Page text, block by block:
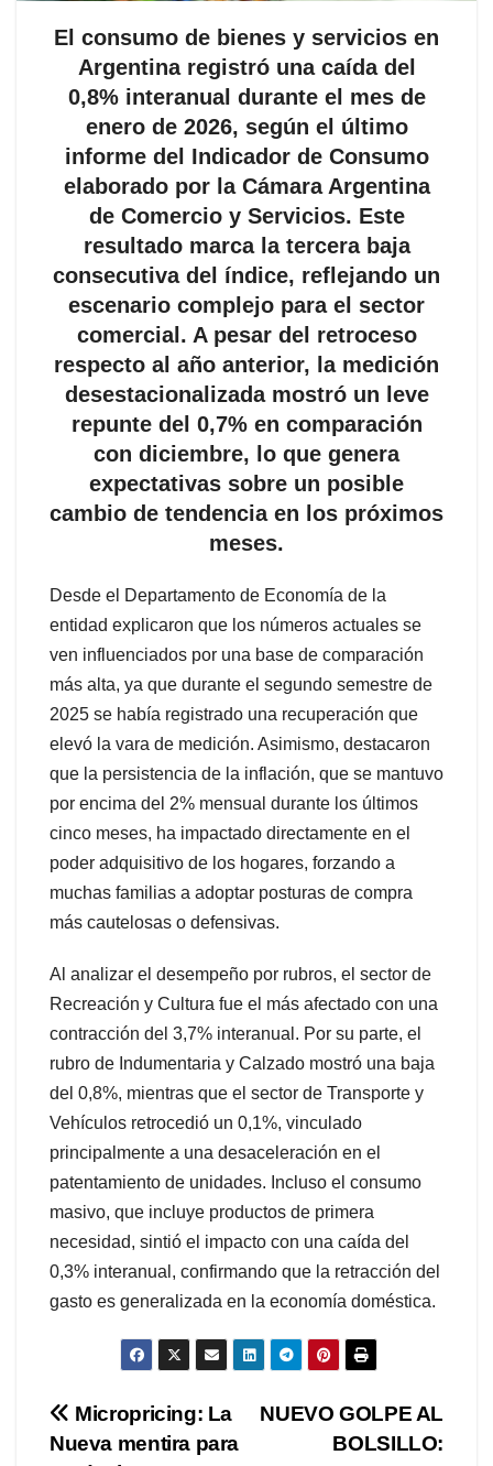
El consumo de bienes y servicios en
Argentina registró una caída del
0,8% interanual durante el mes de
enero de 2026, según el último
informe del Indicador de Consumo
elaborado por la Cámara Argentina
de Comercio y Servicios. Este
resultado marca la tercera baja
consecutiva del índice, reflejando un
escenario complejo para el sector
comercial. A pesar del retroceso
respecto al año anterior, la medición
desestacionalizada mostró un leve
repunte del 0,7% en comparación
con diciembre, lo que genera
expectativas sobre un posible
cambio de tendencia en los próximos
meses.
Desde el Departamento de Economía de la
entidad explicaron que los números actuales se
ven influenciados por una base de comparación
más alta, ya que durante el segundo semestre de
2025 se había registrado una recuperación que
elevó la vara de medición. Asimismo, destacaron
que la persistencia de la inflación, que se mantuvo
por encima del 2% mensual durante los últimos
cinco meses, ha impactado directamente en el
poder adquisitivo de los hogares, forzando a
muchas familias a adoptar posturas de compra
más cautelosas o defensivas.
Al analizar el desempeño por rubros, el sector de
Recreación y Cultura fue el más afectado con una
contracción del 3,7% interanual. Por su parte, el
rubro de Indumentaria y Calzado mostró una baja
del 0,8%, mientras que el sector de Transporte y
Vehículos retrocedió un 0,1%, vinculado
principalmente a una desaceleración en el
patentamiento de unidades. Incluso el consumo
masivo, que incluye productos de primera
necesidad, sintió el impacto con una caída del
0,3% interanual, confirmando que la retracción del
gasto es generalizada en la economía doméstica.
Navegación
NUEVO GOLPE AL
BOLSILLO:
Micropricing: La
Nueva mentira para